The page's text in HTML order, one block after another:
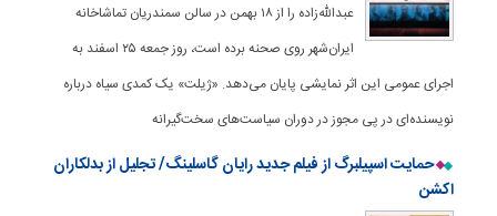
عبدالله‌زاده را از ۱۸ بهمن در سالن سمندریان تماشاخانه
ایران‌شهر روی صحنه برده است، روز جمعه ۲۵ اسفند به
اجرای عمومی این اثر نمایشی پایان می‌دهد. «ژیلت» یک کمدی سیاه درباره‌
نویسنده‌ای در پی مجوز در دوران سیاست‌های سخت‌گیرانه
حمایت اسپیلبرگ از فیلم جدید رایان گاسلینگ/ تجلیل از بدلکاران
اکشن